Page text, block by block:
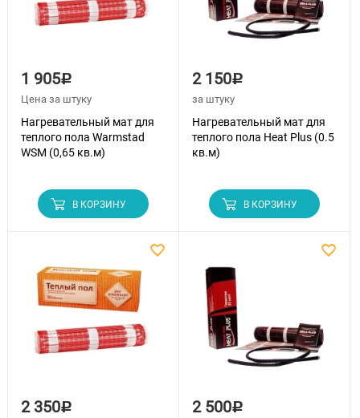
1 905Р
Цена за штуку
Нагревательный мат для
теплого пола Warmstad
WSM (0,65 кв.м)
В КОРЗИНУ
2 150Р
за штуку
Нагревательный мат для
теплого пола Heat Plus (0.5
кв.м)
В КОРЗИНУ
2 350Р 2 500Р